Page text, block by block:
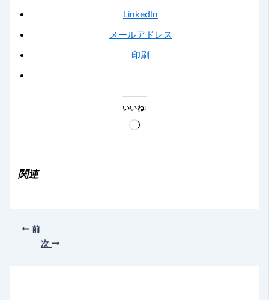
LinkedIn
メールアドレス
印刷
いいね:
読
関連
前
次